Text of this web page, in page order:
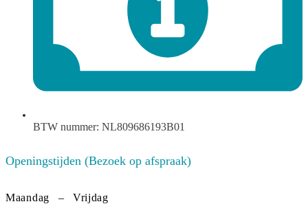
BTW nummer: NL809686193B01
Openingstijden (Bezoek op afspraak)
Maandag – Vrijdag